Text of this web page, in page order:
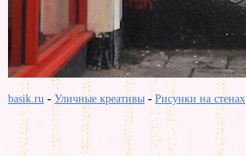
basik.ru -Уличные креативы - Рисунки на стенах